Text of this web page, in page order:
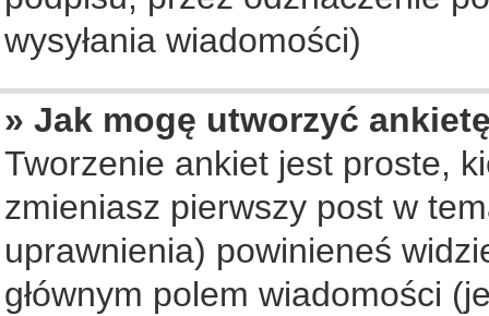
wysyłania wiadomości)
» Jak mogę utworzyć
Tworzenie ankiet jest proste,
zmieniasz pierwszy post w
uprawnienia) powinieneś
głównym polem wiadomości